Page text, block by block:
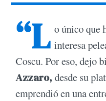
“L o único que
interesa
Coscu. Por eso, dejo
Azzaro, desde su
emprendió en una